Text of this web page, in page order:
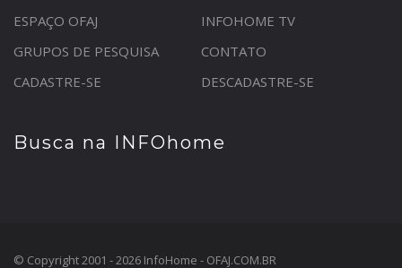
ESPAÇO OFAJ
INFOHOME TV
GRUPOS DE PESQUISA
CONTATO
CADASTRE-SE
DESCADASTRE-SE
Busca na INFOhome
© Copyright 2001 - 2026 InfoHome - OFAJ.COM.BR